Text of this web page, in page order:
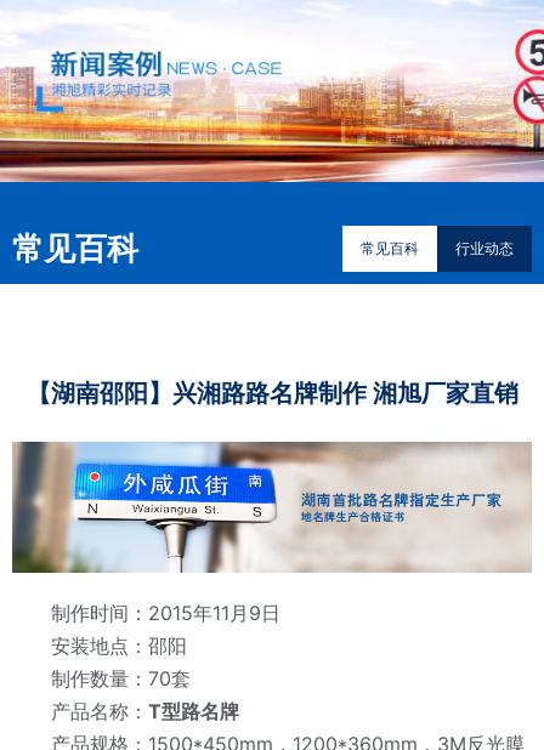
常见百科 常见百科 行业动态
【湖南邵阳】兴湘路路名牌制作 湘旭厂家直销
制作时间：2015年11月9日
安装地点：邵阳
制作数量：70套
产品名称： T型路名牌
产品规格：1500*450mm，1200*360mm，3M反光膜